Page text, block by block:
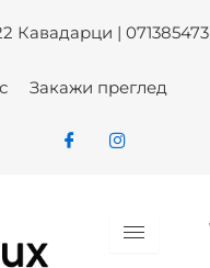
Кавадарци | 071385473
Закажи преглед